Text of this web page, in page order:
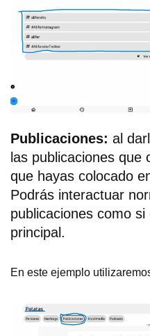
Publicaciones: al
las publicaciones que
que hayas colocado
Podrás interactuar
publicaciones como
principal.
En este ejemplo